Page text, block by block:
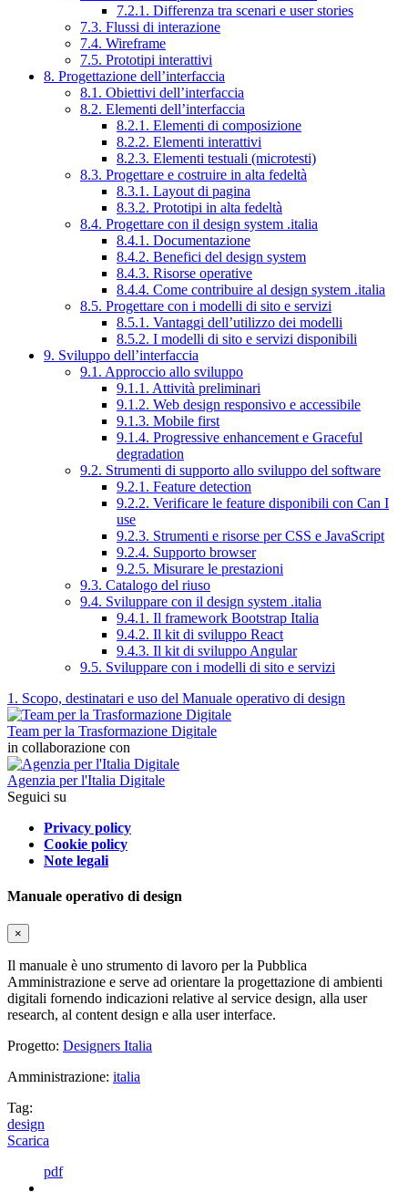
7.2.1. Differenza tra scenari e user stories
7.3. Flussi di interazione
7.4. Wireframe
7.5. Prototipi interattivi
8. Progettazione dell’interfaccia
8.1. Obiettivi dell’interfaccia
8.2. Elementi dell’interfaccia
8.2.1. Elementi di composizione
8.2.2. Elementi interattivi
8.2.3. Elementi testuali (microtesti)
8.3. Progettare e costruire in alta fedeltà
8.3.1. Layout di pagina
8.3.2. Prototipi in alta fedeltà
8.4. Progettare con il design system .italia
8.4.1. Documentazione
8.4.2. Benefici del design system
8.4.3. Risorse operative
8.4.4. Come contribuire al design system .italia
8.5. Progettare con i modelli di sito e servizi
8.5.1. Vantaggi dell’utilizzo dei modelli
8.5.2. I modelli di sito e servizi disponibili
9. Sviluppo dell’interfaccia
9.1. Approccio allo sviluppo
9.1.1. Attività preliminari
9.1.2. Web design responsivo e accessibile
9.1.3. Mobile first
9.1.4. Progressive enhancement e Graceful
degradation
9.2. Strumenti di supporto allo sviluppo del software
9.2.1. Feature detection
9.2.2. Verificare le feature disponibili con Can I
use
9.2.3. Strumenti e risorse per CSS e JavaScript
9.2.4. Supporto browser
9.2.5. Misurare le prestazioni
9.3. Catalogo del riuso
9.4. Sviluppare con il design system .italia
9.4.1. Il framework Bootstrap Italia
9.4.2. Il kit di sviluppo React
9.4.3. Il kit di sviluppo Angular
9.5. Sviluppare con i modelli di sito e servizi
1. Scopo, destinatari e uso del Manuale operativo di design
Team per la Trasformazione Digitale
in collaborazione con
Agenzia per l'Italia Digitale
Seguici su
Privacy policy
Cookie policy
Note legali
Manuale operativo di design
×
Il manuale è uno strumento di lavoro per la Pubblica
Amministrazione e serve ad orientare la progettazione di ambienti
digitali fornendo indicazioni relative al service design, alla user
research, al content design e alla user interface.
Progetto: Designers Italia
Amministrazione: italia
Tag:
design
Scarica
pdf